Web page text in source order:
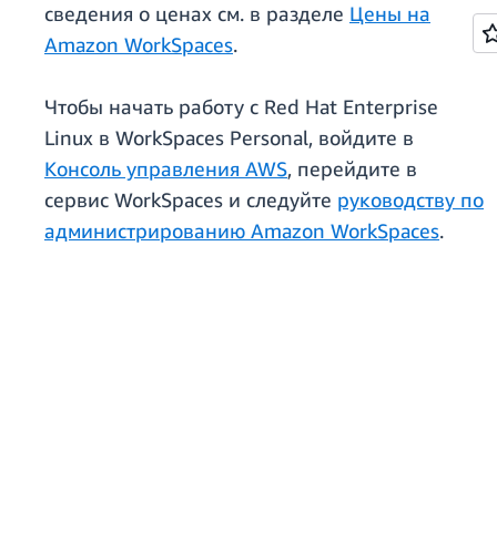
сведения о ценах см. в разделе Цены на
Amazon WorkSpaces.
Чтобы начать работу с Red Hat Enterprise
Linux в WorkSpaces Personal, войдите в
Консоль управления AWS, перейдите в
сервис WorkSpaces и следуйте руководству по
администрированию Amazon WorkSpaces.